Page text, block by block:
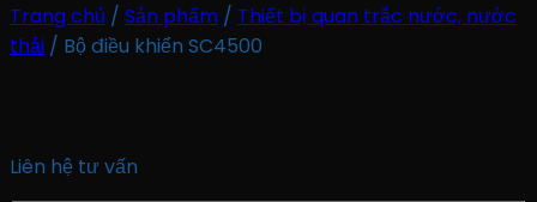
Trang chủ / Sản phẩm / Thiết bị quan trắc nước, nước
thải / Bộ điều khiển SC4500
Liên hệ tư vấn